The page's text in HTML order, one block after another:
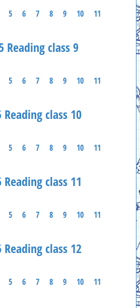
5 6 7 8 9 10 11
Reading class 9
5 6 7 8 9 10 11
class 10
5 6 7 8 9 10 11
class 11
5 6 7 8 9 10 11
class 12
5 6 7 8 9 10 11